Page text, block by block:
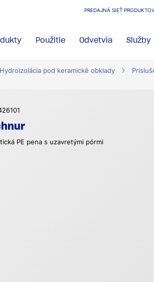
PREDAJNÁ SIEŤ
Použitie Odvetvia Služby
Hydroizolácia pod keramické obklady
PE pena s uzavretými pórmi